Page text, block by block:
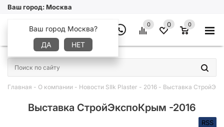
Ваш город:Москва
Ваш город Москва?
ДА
НЕТ
0 0 0
×
Главная - О компании - Новости SIlk Plaster - 2016 - Выставка
Выставка СтройЭкспоКрым -2016
RSS